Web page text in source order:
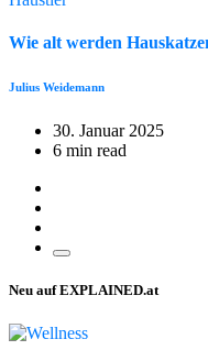
Wie alt werden
Julius Weidemann
30. Januar 2025
6 min read
Neu auf EXPLAINED.at